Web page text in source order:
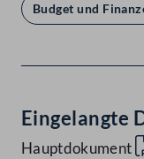
Budget und
Eingelangte
Hauptdokument